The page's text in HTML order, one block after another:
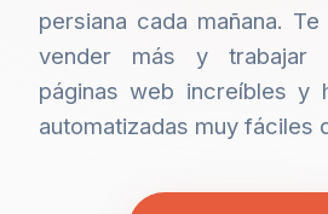
persiana cada mañana.
vender más y trabajar
páginas web increíbles y
automatizadas muy fáciles